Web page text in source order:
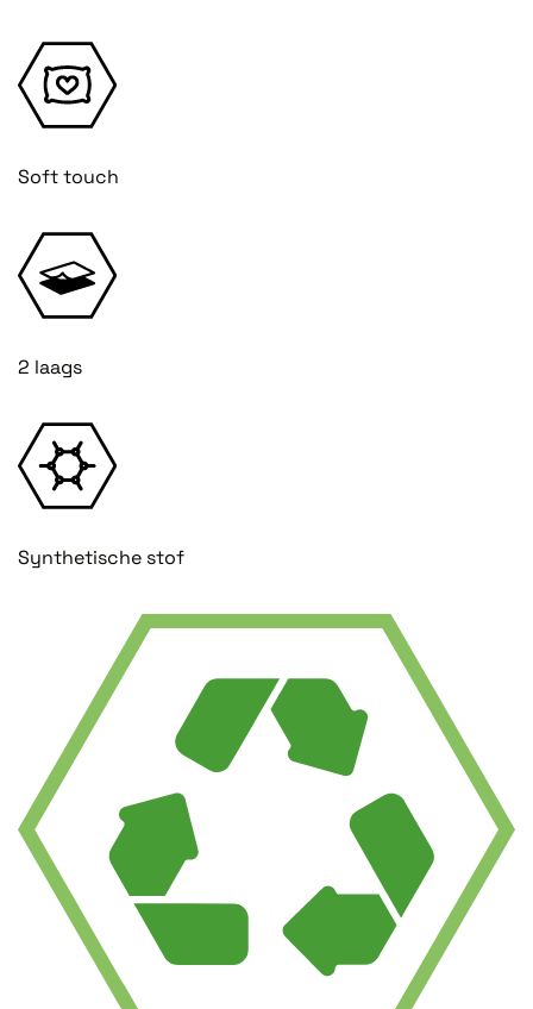
Soft touch
2 laags
Synthetische stof